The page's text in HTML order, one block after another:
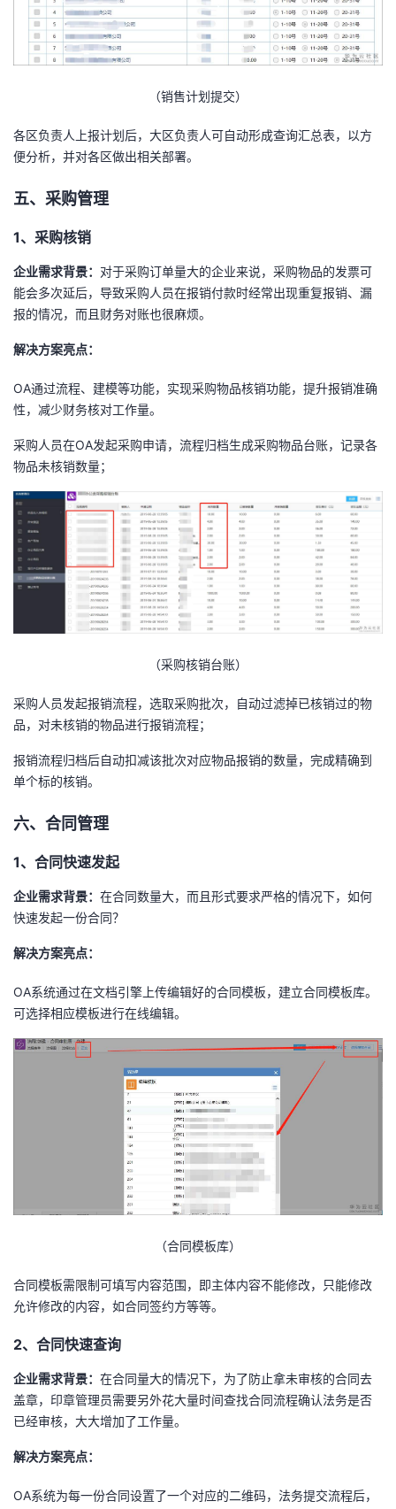
（销售计划提交）
各区负责人上报计划后，大区负责人可自动形成查询汇总表，以方
便分析，并对各区做出相关部署。
五、采购管理
1、采购核销
企业需求背景： 对于采购订单量大的企业来说，采购物品的发票可
能会多次延后，导致采购人员在报销付款时经常出现重复报销、漏
报的情况，而且财务对账也很麻烦。
解决方案亮点：
OA通过流程、建模等功能，实现采购物品核销功能，提升报销准确
性，减少财务核对工作量。
采购人员在OA发起采购申请，流程归档生成采购物品台账，记录各
物品未核销数量；
（采购核销台账）
采购人员发起报销流程，选取采购批次，自动过滤掉已核销过的物
品，对未核销的物品进行报销流程；
报销流程归档后自动扣减该批次对应物品报销的数量，完成精确到
单个标的核销。
六、合同管理
1、合同快速发起
企业需求背景： 在合同数量大，而且形式要求严格的情况下，如何
快速发起一份合同？
解决方案亮点：
OA系统通过在文档引擎上传编辑好的合同模板，建立合同模板库。
可选择相应模板进行在线编辑。
（合同模板库）
合同模板需限制可填写内容范围，即主体内容不能修改，只能修改
允许修改的内容，如合同签约方等等。
2、合同快速查询
企业需求背景： 在合同量大的情况下，为了防止拿未审核的合同去
盖章，印章管理员需要另外花大量时间查找合同流程确认法务是否
已经审核，大大增加了工作量。
解决方案亮点：
OA系统为每一份合同设置了一个对应的二维码，法务提交流程后，